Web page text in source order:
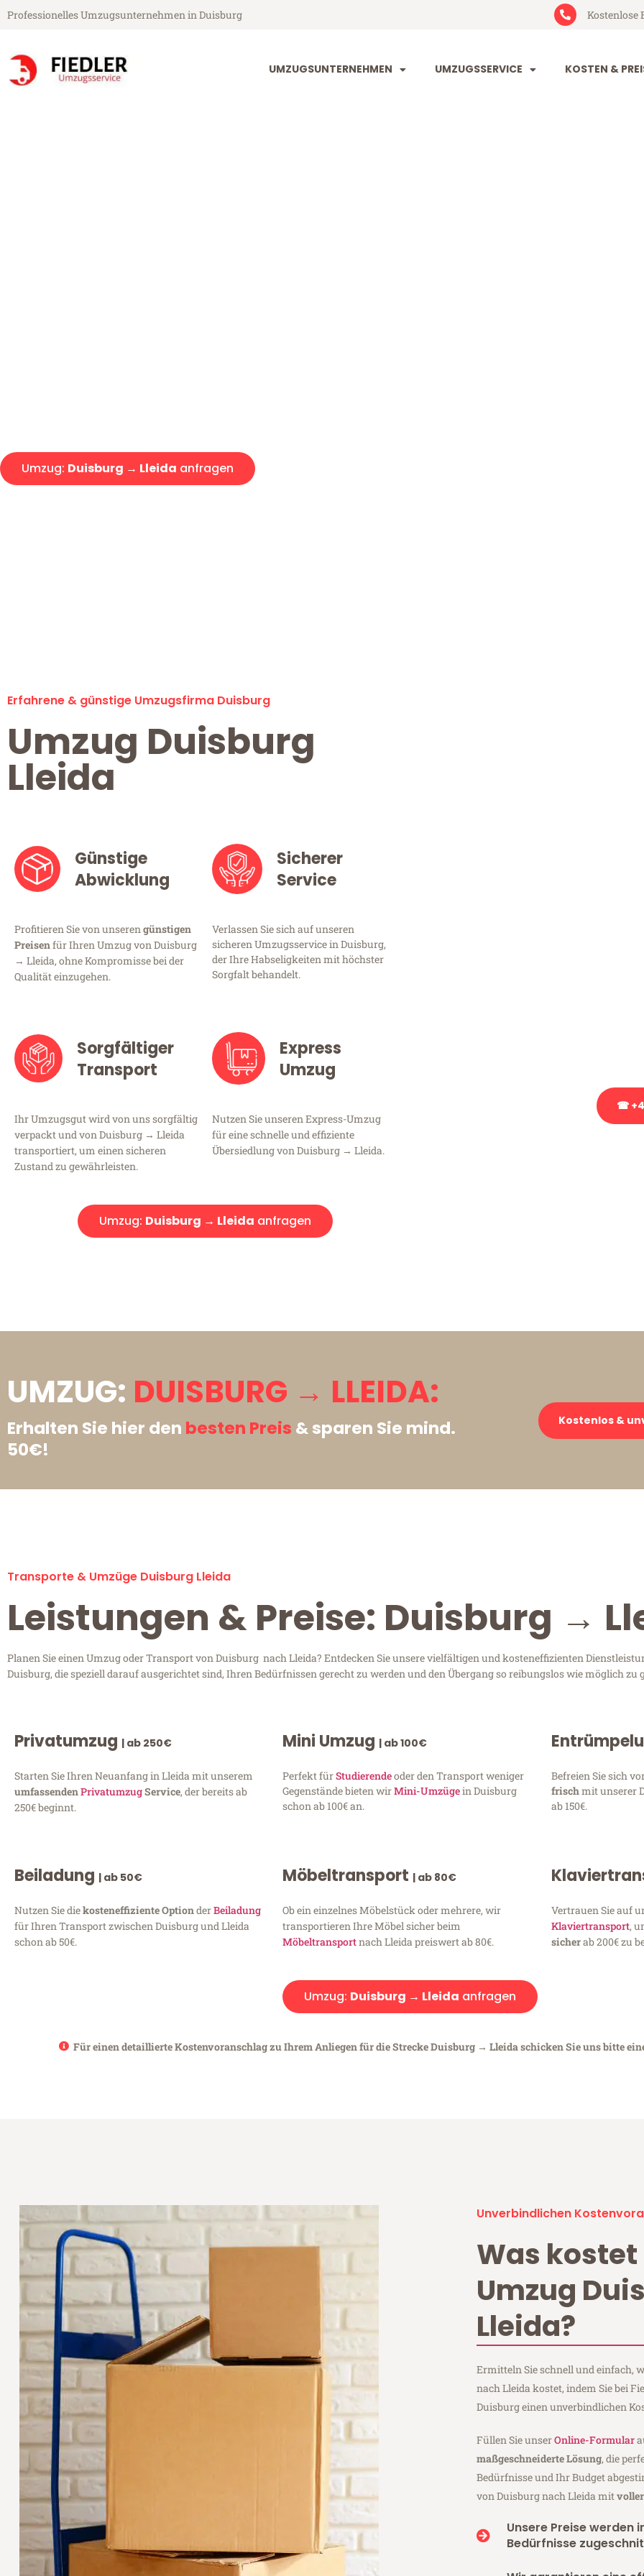
Professionelles Umzugsunternehmen in Duisburg Kostenlose
UMZUGSUNTERNEHMEN UMZUGSSERVICE KOSTEN &
Umzug: Duisburg → Lleida anfragen
Erfahrene & günstige Umzugsfirma Duisburg
Umzug Duisburg
Lleida
Günstige
Abwicklung
Profitieren Sie von unserengünstigen
Preisenfür Ihren Umzug von Duisburg
→ Lleida, ohne Kompromisse bei der
Qualität einzugehen.
Sicherer
Service
Verlassen Sie sich auf unseren
sicheren Umzugsservice in Duisburg,
der Ihre Habseligkeiten mit höchster
Sorgfalt behandelt.
Sorgfältiger
Transport
Ihr Umzugsgut wird von uns sorgfältig
verpackt und von Duisburg → Lleida
transportiert, um einen sicheren
Zustand zu gewährleisten.
Express
Umzug
Nutzen Sie unseren Express-Umzug
für eine schnelle und effiziente
Übersiedlung von Duisburg → Lleida.
Umzug: Duisburg → Lleida anfragen
☎
UMZUG: DUISBURG → LLEIDA:
Erhalten Sie hier den besten Preis & sparen Sie mind.
50€!
Kostenlos &
Transporte & Umzüge Duisburg Lleida
Leistungen & Preise: Duisburg →
Planen Sie einen Umzug oder Transport von Duisburg nach Lleida? Entdecken Sie unsere vielfältigen und kosteneffizienten
Duisburg, die speziell darauf ausgerichtet sind, Ihren Bedürfnissen gerecht zu werden und den Übergang so reibungslos wie möglich zu
Privatumzug | ab 250€
Starten Sie Ihren Neuanfang in Lleida mit unserem
umfassendenPrivatumzugService, der bereits ab
250€ beginnt.
Mini Umzug | ab 100€
Perfekt fürStudierendeoder den Transport weniger
Gegenstände bieten wirMini-Umzügein Duisburg
schon ab 100€ an.
Befreien Sie sich
frischmit unserer
ab 150€.
Beiladung | ab 50€
Nutzen Sie diekosteneffiziente OptionderBeiladung
für Ihren Transport zwischen Duisburg und Lleida
schon ab 50€.
Möbeltransport | ab 80€
Ob ein einzelnes Möbelstück oder mehrere, wir
transportieren Ihre Möbel sicher beim
Möbeltransportnach Lleida preiswert ab 80€.
Vertrauen Sie auf
Klaviertransport,
sicherab 200€ zu
Umzug: Duisburg → Lleida anfragen
Für einen detaillierte Kostenvoranschlag zu Ihrem Anliegen für die Strecke Duisburg → Lleida schicken Sie uns bitte
Unverbindlichen
Was kostet
Umzug
Lleida?
Ermitteln Sie schnell und einfach,
nach Lleida kostet, indem Sie bei
Duisburg einen unverbindlichen
Füllen Sie unserOnline-Formular
maßgeschneiderte Lösung, die
Bedürfnisse und Ihr Budget
von Duisburg nach Lleida mit
Unsere Preise werden
Bedürfnisse